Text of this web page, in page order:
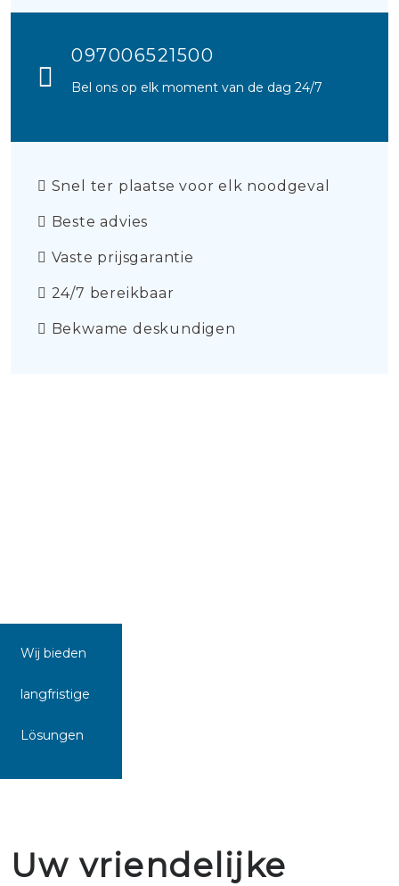
097006521500
Bel ons op elk moment van de dag 24/7
Snel ter plaatse voor elk noodgeval
Beste advies
Vaste prijsgarantie
24/7 bereikbaar
Bekwame deskundigen
Wij bieden
langfristige
Lösungen
Uw vriendelijke